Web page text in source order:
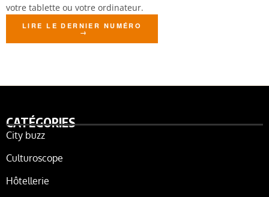
votre tablette ou votre ordinateur.
LIRE LE DERNIER NUMÉRO
CATÉGORIES
City buzz
Culturoscope
Hôtellerie